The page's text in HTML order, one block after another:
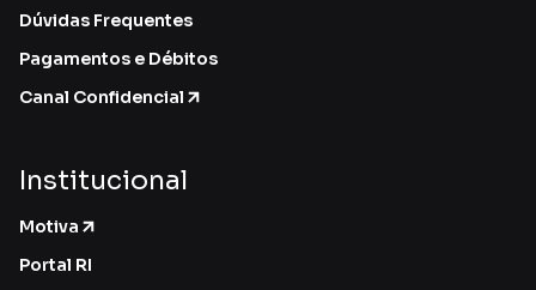
Dúvidas Frequentes
Pagamentos e Débitos
Canal Confidencial
Institucional
Motiva
Portal RI